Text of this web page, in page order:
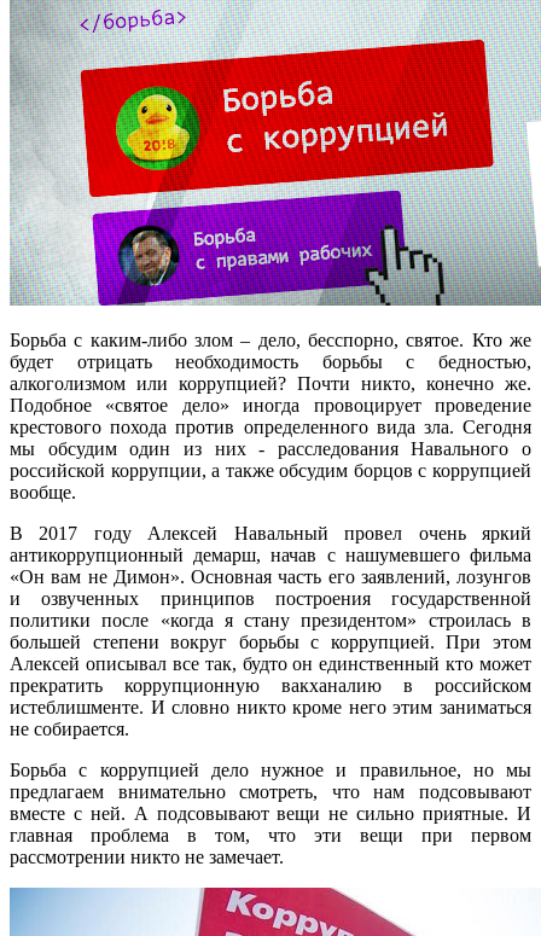
Борьба с каким-либо злом – дело, бесспорно, святое. Кто же
будет отрицать необходимость борьбы с бедностью,
алкоголизмом или коррупцией? Почти никто, конечно же.
Подобное «святое дело» иногда провоцирует проведение
крестового похода против определенного вида зла. Сегодня
мы обсудим один из них - расследования Навального о
российской коррупции, а также обсудим борцов с коррупцией
вообще.
В 2017 году Алексей Навальный провел очень яркий
антикоррупционный демарш, начав с нашумевшего фильма
«Он вам не Димон». Основная часть его заявлений, лозунгов
и озвученных принципов построения государственной
политики после «когда я стану президентом» строилась в
большей степени вокруг борьбы с коррупцией. При этом
Алексей описывал все так, будто он единственный кто может
прекратить коррупционную вакханалию в российском
истеблишменте. И словно никто кроме него этим заниматься
не собирается.
Борьба с коррупцией дело нужное и правильное, но мы
предлагаем внимательно смотреть, что нам подсовывают
вместе с ней. А подсовывают вещи не сильно приятные. И
главная проблема в том, что эти вещи при первом
рассмотрении никто не замечает.